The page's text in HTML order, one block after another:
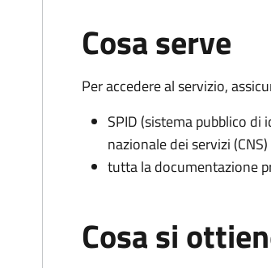
Cosa serve
Per accedere al servizio,
SPID (sistema pubblico di
nazionale dei servizi (CNS)
tutta la documentazione
Cosa si